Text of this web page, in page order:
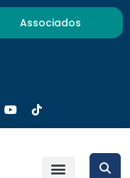
Associados